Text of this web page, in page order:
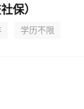
保）
学历不限